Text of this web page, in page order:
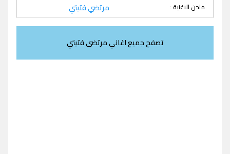
ملحن الاغنية : مرتضي فتيتي
تصفح جميع اغاني مرتضى فتيتي